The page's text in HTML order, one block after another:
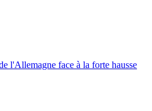
l'Allemagne face à la forte hausse